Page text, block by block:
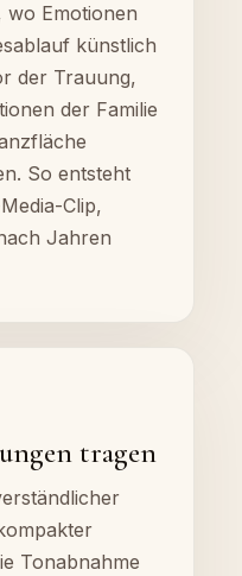
Emotionen
künstlich
der Trauung,
der Familie
So entsteht
Clip,
Jahren
tragen
Tonabnahme